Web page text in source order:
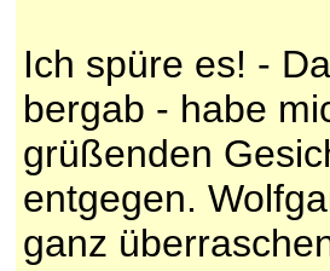
Ich spüre es! -
bergab - habe
grüßenden
entgegen.
ganz